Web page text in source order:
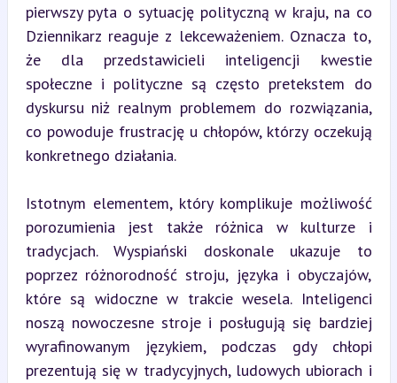
pierwszy pyta o sytuację polityczną w kraju, na co
Dziennikarz reaguje z lekceważeniem. Oznacza to,
że dla przedstawicieli inteligencji kwestie
społeczne i polityczne są często pretekstem do
dyskursu niż realnym problemem do rozwiązania,
co powoduje frustrację u chłopów, którzy oczekują
konkretnego działania.
Istotnym elementem, który komplikuje możliwość
porozumienia jest także różnica w kulturze i
tradycjach. Wyspiański doskonale ukazuje to
poprzez różnorodność stroju, języka i obyczajów,
które są widoczne w trakcie wesela. Inteligenci
noszą nowoczesne stroje i posługują się bardziej
wyrafinowanym językiem, podczas gdy chłopi
prezentują się w tradycyjnych, ludowych ubiorach i